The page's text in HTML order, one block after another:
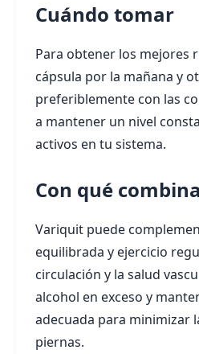
Cuándo tomar
Para obtener los mejores
cápsula por la mañana y
preferiblemente con las
a mantener un nivel
activos en tu sistema.
Con qué
Variquit puede
equilibrada y ejercicio
circulación y la salud
alcohol en exceso y
adecuada para minimizar
piernas.